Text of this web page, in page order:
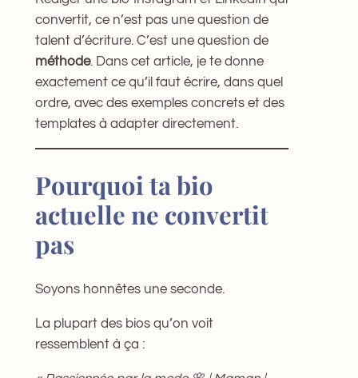
convertit, ce n’est pas une question de
talent d’écriture. C’est une question de
méthode. Dans cet article, je te donne
exactement ce qu’il faut écrire, dans quel
ordre, avec des exemples concrets et des
templates à adapter directement.
Pourquoi ta bio
actuelle ne convertit
pas
Soyons honnêtes une seconde.
La plupart des bios qu’on voit
ressemblent à ça :